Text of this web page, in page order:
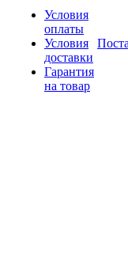
Условия
оплаты
Условия
доставки
Гарантия
на товар